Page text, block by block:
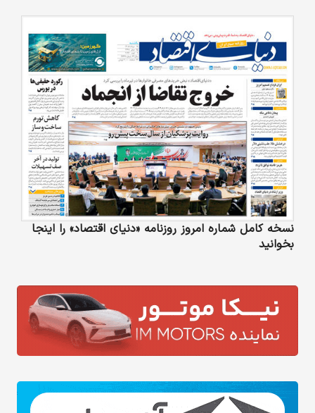
نسخه کامل شماره امروز روزنامه «دنیای‌ اقتصاد» را اینجا
بخوانید